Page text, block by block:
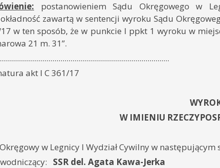
postanowieniem Sądu Okręgowego w
zawartą w sentencji wyroku Sądu
w ten sposób, że w punkcie I ppkt 1 wyroku w
21 m. 31”.
akt I C 361/17
W IMIENIU
w Legnicy I Wydział Cywilny w następującym
SSR del. Agata Kawa-Jerka